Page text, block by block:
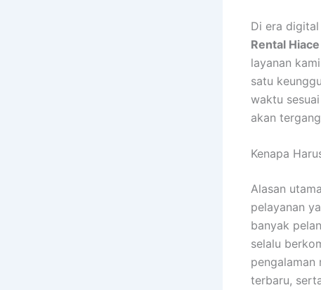
Di era
Rental
layanan
satu
waktu
akan
Kenapa
Alasan
pelayanan
banyak
selalu
pengalaman
terbaru,